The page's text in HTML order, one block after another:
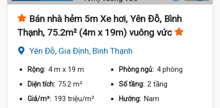
Bán nhà hẻm 5m Xe hơi, Yên Đỗ, Bình
Thạnh, 75.2m² (4m x 19m) vuông vức
Yên Đỗ, Gia Định, Bình Thạnh
Rộng: 4 m x 19 m Phòng ngủ: 4 phòng
Diện tích: 75.2 m² Số tầng: 2 tầng
Giá/m²: 193 triệu/m² Hướng: Nam